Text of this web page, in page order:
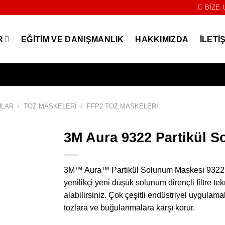
BIZE
EĞITIM VE DANIŞMANLIK HAKKIMIZDA
/ TOZ MASKELERI / FFP2 TOZ MASKELERI
3M Aura 9322 Partikül
3M™ Aura™ Partikül Solunum Maskesi
yenilikçi yeni düşük solunum dirençli filtre
alabilirsiniz. Çok çeşitli endüstriyel
tozlara ve buğulanmalara karşı korur.